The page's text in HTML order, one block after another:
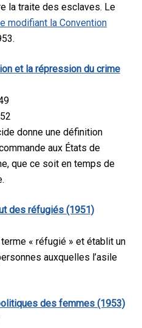
la traite des esclaves. Le
modifiant la Convention
et la répression du crime
donne une définition
aux États de
que ce soit en temps de
des réfugiés (1951)
« réfugié » et établit un
auxquelles l’asile
des femmes (1953)